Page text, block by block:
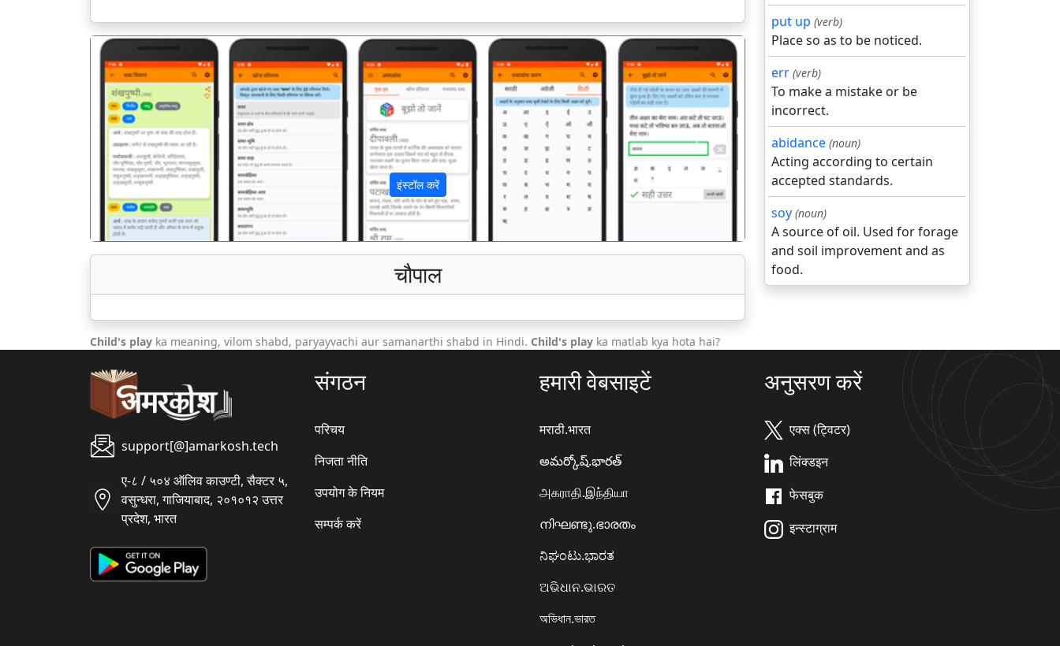
इंस्टॉल करें
पिछला अगला
चौपाल
put up (verb)
Place so as to be noticed.
err (verb)
To make a mistake or be
incorrect.
abidance (noun)
Acting according to certain
accepted standards.
soy (noun)
A source of oil. Used for forage
and soil improvement and as
food.
Child's play ka meaning, vilom shabd, paryayvachi aur samanarthi shabd in Hindi. Child's play ka matlab kya hota hai?
support[@]amarkosh.tech
ए-८ / ५०४ ऑलिव काउण्टी, सैक्टर ५,
वसुन्धरा, गाजियाबाद, २०१०१२ उत्तर
प्रदेश, भारत
संगठन
परिचय
निजता नीति
उपयोग के नियम
सम्पर्क करें
हमारी वेबसाइटें
मराठी.भारत
అమర్కోష్.భారత్
அகராதி.இந்தியா
നിഘണ്ടു.ഭാരതം
ನಿಘಂಟು.ಭಾರತ
ଅଭିଧାନ.ଭାରତ
অভিধান.ভারত
अनुसरण करें
एक्स (ट्विटर)
लिंक्डइन
फेसबुक
इन्स्टाग्राम